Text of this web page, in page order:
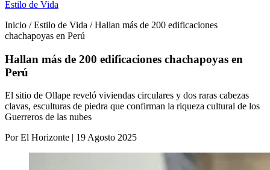
Estilo de Vida
Inicio / Estilo de Vida / Hallan más de 200 edificaciones
chachapoyas en Perú
Hallan más de 200 edificaciones chachapoyas en
Perú
El sitio de Ollape reveló viviendas circulares y dos raras cabezas
clavas, esculturas de piedra que confirman la riqueza cultural de los
Guerreros de las nubes
Por El Horizonte | 19 Agosto 2025